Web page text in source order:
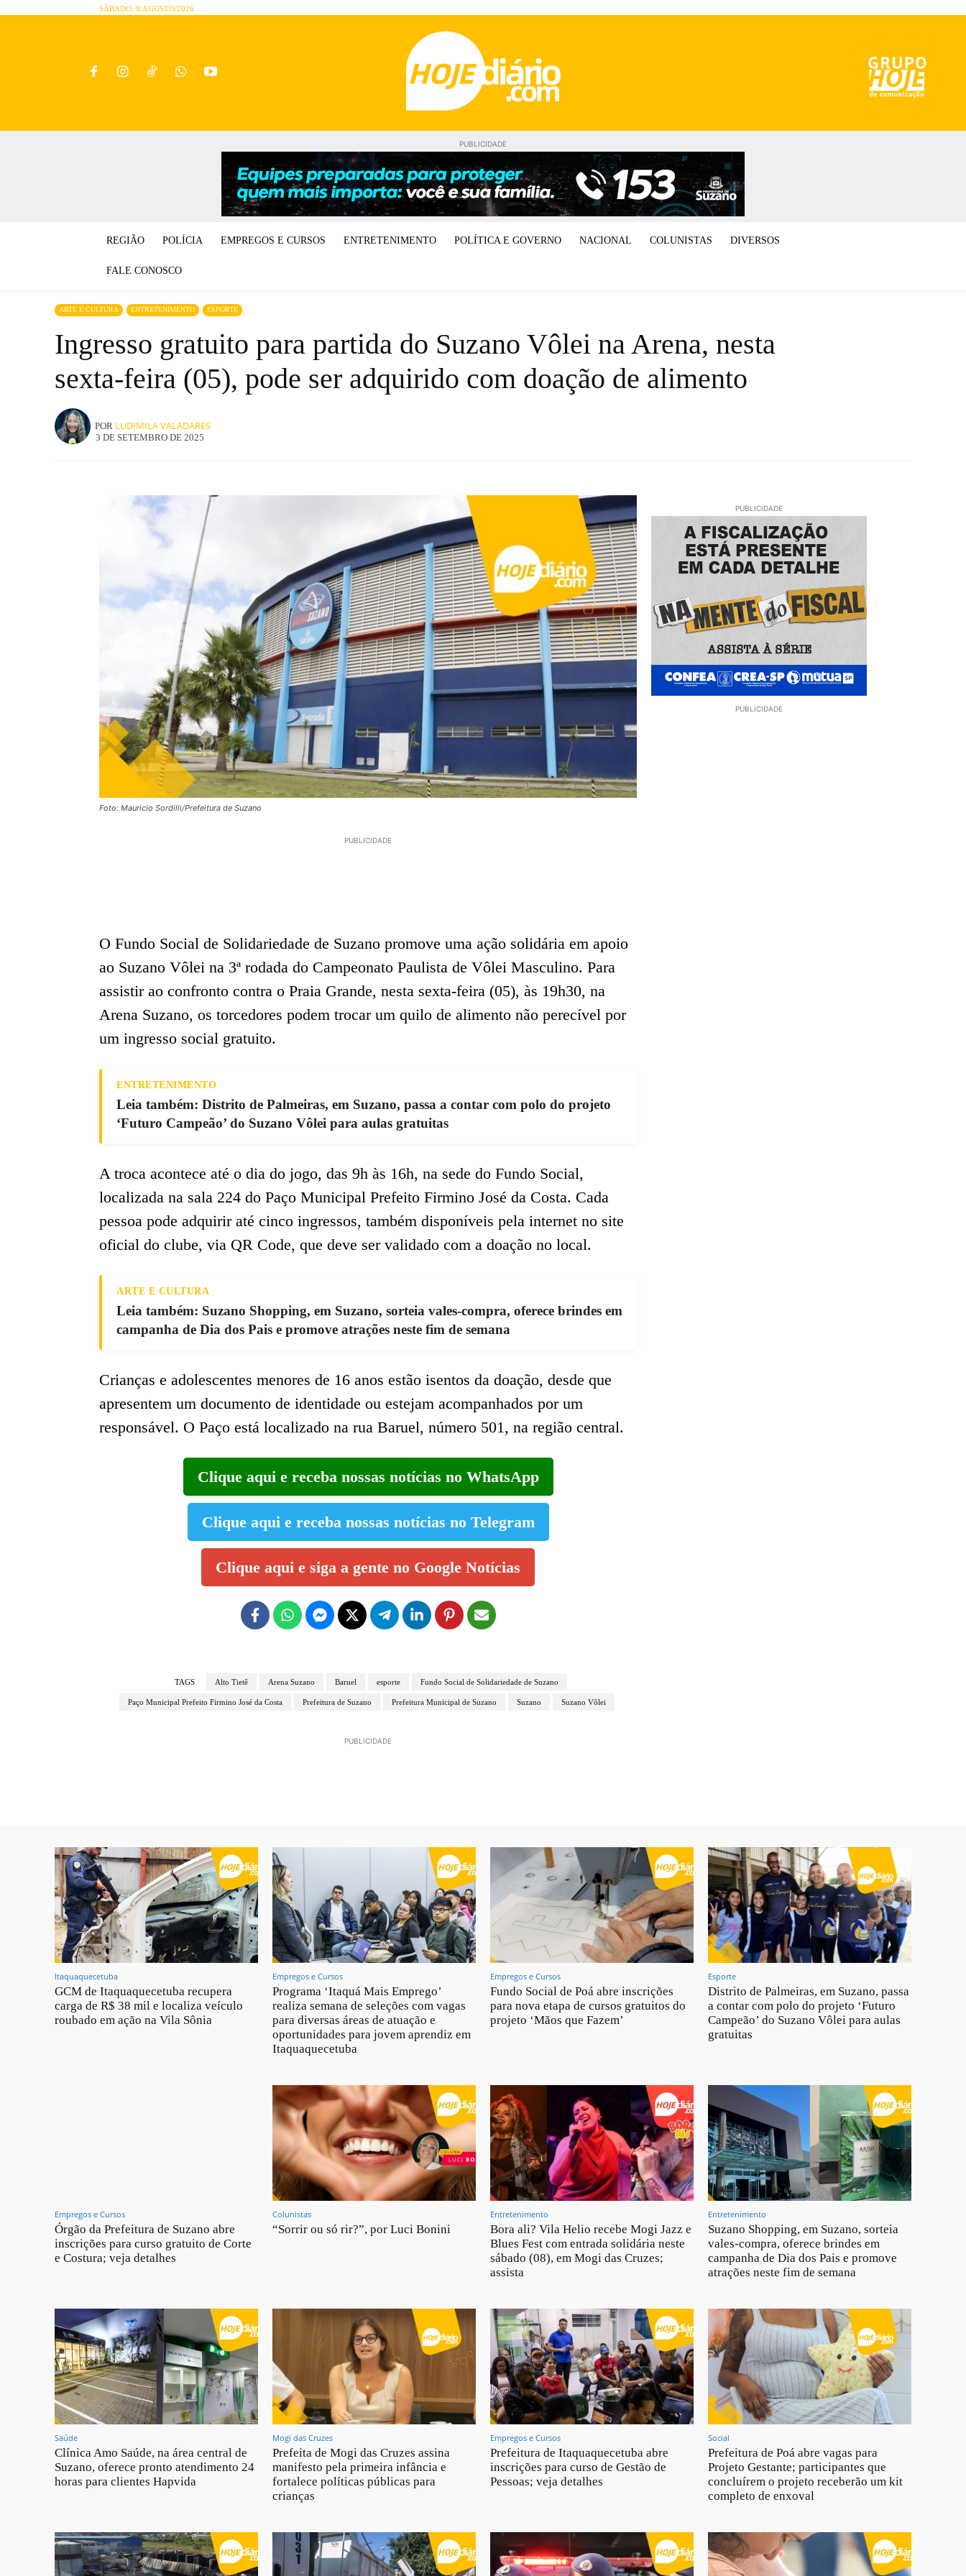
SÁBADO, 8/AGOSTO/2026
PUBLICIDADE
REGIÃO POLÍCIA EMPREGOS E CURSOS ENTRETENIMENTO POLÍTICA E GOVERNO NACIONAL COLUNISTAS DIVERSOS
FALE CONOSCO
ARTE E CULTURA ENTRETENIMENTO ESPORTE
Ingresso gratuito para partida do Suzano Vôlei na Arena, nesta
sexta-feira (05), pode ser adquirido com doação de alimento
POR LUDIMILA VALADARES
3 DE SETEMBRO DE 2025
Foto: Mauricio Sordilli/Prefeitura de Suzano
PUBLICIDADE
O Fundo Social de Solidariedade de Suzano promove uma ação solidária em apoio
ao Suzano Vôlei na 3ª rodada do Campeonato Paulista de Vôlei Masculino. Para
assistir ao confronto contra o Praia Grande, nesta sexta-feira (05), às 19h30, na
Arena Suzano, os torcedores podem trocar um quilo de alimento não perecível por
um ingresso social gratuito.
ENTRETENIMENTO
Leia também: Distrito de Palmeiras, em Suzano, passa a contar com polo do projeto
‘Futuro Campeão’ do Suzano Vôlei para aulas gratuitas
A troca acontece até o dia do jogo, das 9h às 16h, na sede do Fundo Social,
localizada na sala 224 do Paço Municipal Prefeito Firmino José da Costa. Cada
pessoa pode adquirir até cinco ingressos, também disponíveis pela internet no site
oficial do clube, via QR Code, que deve ser validado com a doação no local.
ARTE E CULTURA
Leia também: Suzano Shopping, em Suzano, sorteia vales-compra, oferece brindes em
campanha de Dia dos Pais e promove atrações neste fim de semana
Crianças e adolescentes menores de 16 anos estão isentos da doação, desde que
apresentem um documento de identidade ou estejam acompanhados por um
responsável. O Paço está localizado na rua Baruel, número 501, na região central.
Clique aqui e receba nossas notícias no WhatsApp
Clique aqui e receba nossas notícias no Telegram
Clique aqui e siga a gente no Google Notícias
TAGS Alto Tietê Arena Suzano Baruel esporte Fundo Social de Solidariedade de Suzano
Paço Municipal Prefeito Firmino José da Costa Prefeitura de Suzano Prefeitura Municipal de Suzano Suzano Suzano Vôlei
PUBLICIDADE
PUBLICIDADE
PUBLICIDADE
Itaquaquecetuba
GCM de Itaquaquecetuba recupera
carga de R$ 38 mil e localiza veículo
roubado em ação na Vila Sônia
Empregos e Cursos
Programa ‘Itaquá Mais Emprego’
realiza semana de seleções com vagas
para diversas áreas de atuação e
oportunidades para jovem aprendiz em
Itaquaquecetuba
Empregos e Cursos
Fundo Social de Poá abre inscrições
para nova etapa de cursos gratuitos do
projeto ‘Mãos que Fazem’
Esporte
Distrito de Palmeiras, em Suzano, passa
a contar com polo do projeto ‘Futuro
Campeão’ do Suzano Vôlei para aulas
gratuitas
Empregos e Cursos
Órgão da Prefeitura de Suzano abre
inscrições para curso gratuito de Corte
e Costura; veja detalhes
Colunistas
“Sorrir ou só rir?”, por Luci Bonini
Entretenimento
Bora ali? Vila Helio recebe Mogi Jazz e
Blues Fest com entrada solidária neste
sábado (08), em Mogi das Cruzes;
assista
Entretenimento
Suzano Shopping, em Suzano, sorteia
vales-compra, oferece brindes em
campanha de Dia dos Pais e promove
atrações neste fim de semana
Saúde
Clínica Amo Saúde, na área central de
Suzano, oferece pronto atendimento 24
horas para clientes Hapvida
Mogi das Cruzes
Prefeita de Mogi das Cruzes assina
manifesto pela primeira infância e
fortalece políticas públicas para
crianças
Empregos e Cursos
Prefeitura de Itaquaquecetuba abre
inscrições para curso de Gestão de
Pessoas; veja detalhes
Social
Prefeitura de Poá abre vagas para
Projeto Gestante; participantes que
concluírem o projeto receberão um kit
completo de enxoval